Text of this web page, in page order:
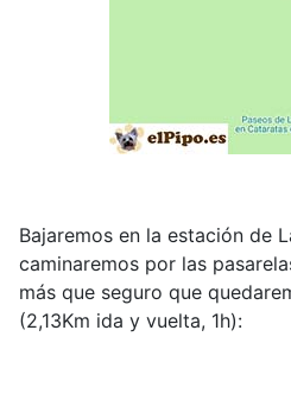
Bajaremos en la estación de
caminaremos por las
más que seguro que
(2,13Km ida y vuelta, 1h):